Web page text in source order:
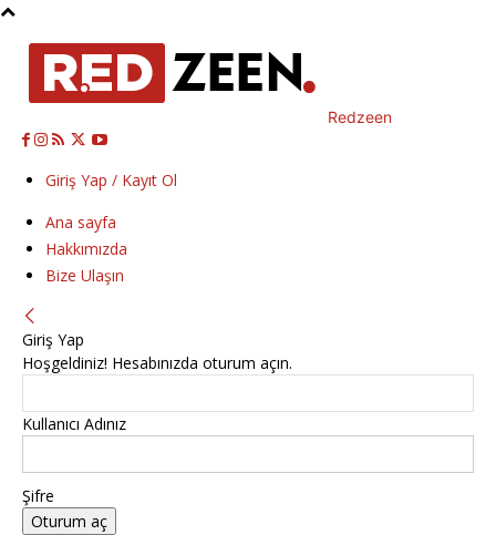
Redzeen
Giriş Yap / Kayıt Ol
Ana sayfa
Hakkımızda
Bize Ulaşın
Giriş Yap
Hoşgeldiniz! Hesabınızda oturum açın.
Kullanıcı Adınız
Şifre